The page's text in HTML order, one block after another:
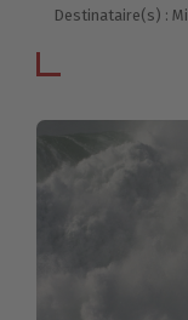
Destinataire(s) :